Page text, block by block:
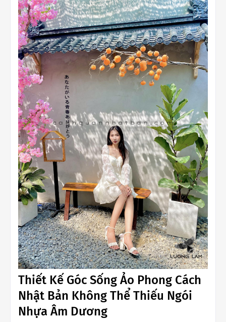
Thiết Kế Góc Sống Ảo Phong Cách
Nhật Bản Không Thể Thiếu Ngói
Nhựa Âm Dương